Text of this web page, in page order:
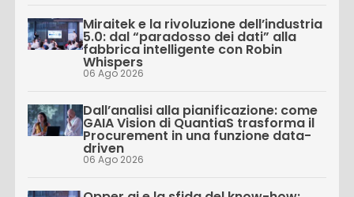
Miraitek e la rivoluzione dell’industria
5.0: dal “paradosso dei dati” alla
fabbrica intelligente con Robin
Whispers
06 Ago 2026
Dall’analisi alla pianificazione: come
GAIA Vision di QuantiaS trasforma il
Procurement in una funzione data-
driven
06 Ago 2026